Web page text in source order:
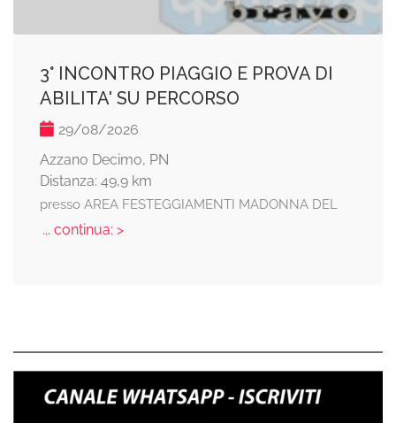
3° INCONTRO PIAGGIO E PROVA DI
ABILITA' SU PERCORSO
29/08/2026
Azzano Decimo, PN
Distanza: 49,9 km
presso AREA FESTEGGIAMENTI MADONNA DEL
... continua: >